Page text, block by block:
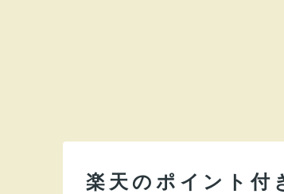
楽天のポイント付